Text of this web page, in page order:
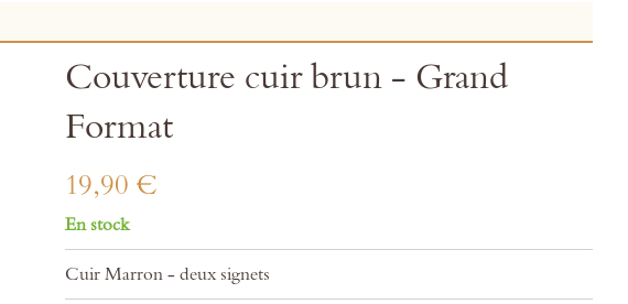
Couverture cuir brun - Grand
Format
19,90 €
En stock
Cuir Marron - deux signets